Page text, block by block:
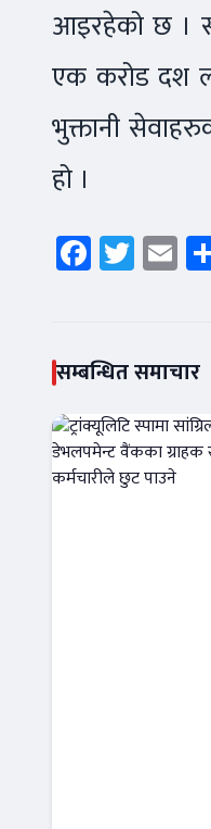
आइरहेको छ ।
एक करोड दश
भुक्तानी
हो ।
सम्बन्धित समाचार